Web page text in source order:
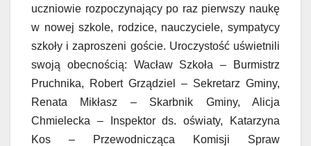
uczniowie rozpoczynający po raz pierwszy naukę
w nowej szkole, rodzice, nauczyciele, sympatycy
szkoły i zaproszeni goście. Uroczystość uświetnili
swoją obecnością: Wacław Szkoła – Burmistrz
Pruchnika, Robert Grządziel – Sekretarz Gminy,
Renata Mikłasz – Skarbnik Gminy, Alicja
Chmielecka – Inspektor ds. oświaty, Katarzyna
Kos – Przewodnicząca Komisji Spraw